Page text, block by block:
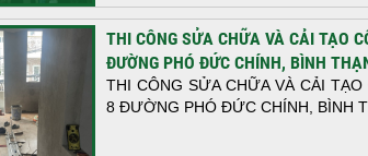
THI CÔNG SỬA CHỮA VÀ CẢI TẠO
ĐƯỜNG PHÓ ĐỨC CHÍNH, BÌNH
THI CÔNG SỬA CHỮA VÀ CẢI
8 ĐƯỜNG PHÓ ĐỨC CHÍNH, BÌNH